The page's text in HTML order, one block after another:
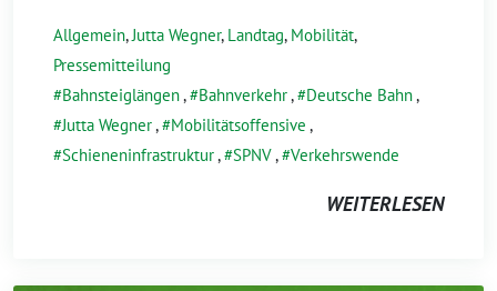
Allgemein, Jutta Wegner, Landtag, Mobilität,
Pressemitteilung
Bahnsteiglängen, Bahnverkehr, Deutsche Bahn,
Jutta Wegner, Mobilitätsoffensive ,
Schieneninfrastruktur, SPNV, Verkehrswende
WEITERLESEN